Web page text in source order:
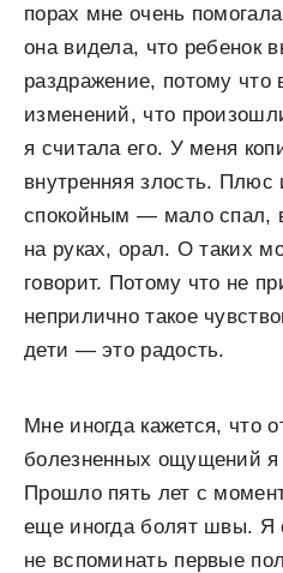
порах мне очень
она видела, что ребенок
раздражение, потому что
изменений, что
я считала его. У меня
внутренняя злость.
спокойным — мало спал,
на руках, орал. О таких
говорит. Потому что не
неприлично такое
дети — это радость.
Мне иногда кажется, что
болезненных ощущений
Прошло пять лет с
еще иногда болят швы. Я
не вспоминать первые